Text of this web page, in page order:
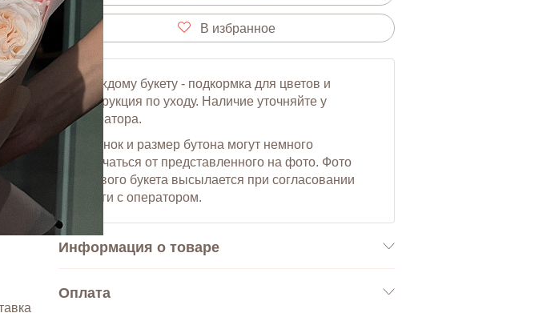
В избранное
К каждому букету - подкормка для цветов и
инструкция по уходу. Наличие уточняйте у
оператора.
Оттенок и размер бутона могут немного
отличаться от представленного на фото. Фото
готового букета высылается при согласовании
услуги с оператором.
Информация о товаре
Оплата